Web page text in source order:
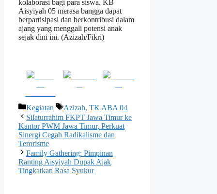
kolaborasi bagi para siswa. KB
Aisyiyah 05 merasa bangga dapat
berpartisipasi dan berkontribusi dalam
ajang yang menggali potensi anak
sejak dini ini. (Azizah/Fikri)
Kategori
Kegiatan Tag
Azizah, TK ABA 04
Silaturrahim FKPT Jawa Timur ke
Kantor PWM Jawa Timur, Perkuat
Sinergi Cegah Radikalisme dan
Terorisme
Family Gathering: Pimpinan
Ranting Aisyiyah Dupak Ajak
Tingkatkan Rasa Syukur